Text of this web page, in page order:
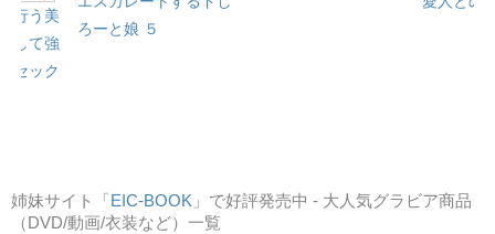
行う美
して強
セック
ろーと娘 ５
姉妹サイト「EIC-BOOK 」で好評発売中 - 大人気グラビア商品
（DVD/動画/衣装など）一覧